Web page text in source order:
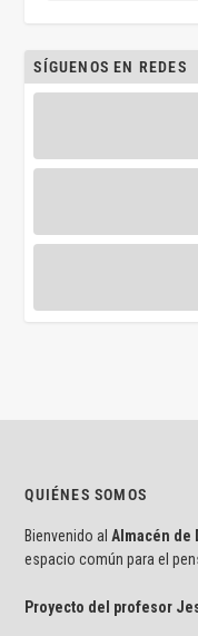
SÍGUENOS EN REDES
QUIÉNES SOMOS
Bienvenido al Almacén de
espacio común para el
Proyecto del profesor